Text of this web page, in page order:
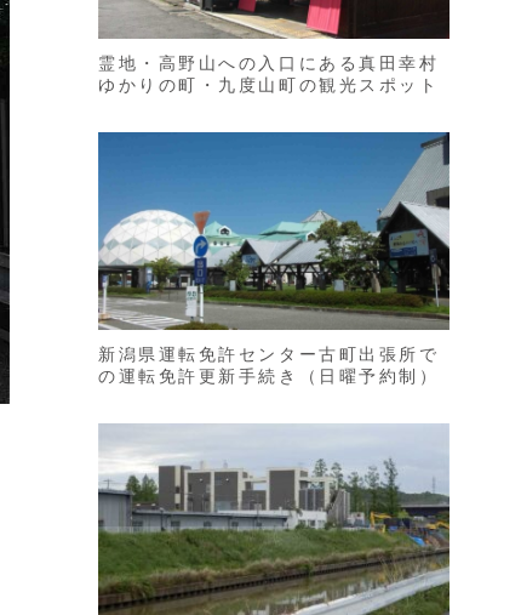
霊地・高野山への入口にある真田幸村
ゆかりの町・九度山町の観光スポット
新潟県運転免許センター古町出張所で
の運転免許更新手続き（日曜予約制）